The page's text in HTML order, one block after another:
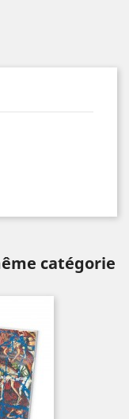
catégorie